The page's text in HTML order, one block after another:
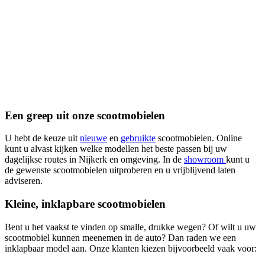
Een greep uit onze scootmobielen
U hebt de keuze uit nieuwe en gebruikte scootmobielen. Online
kunt u alvast kijken welke modellen het beste passen bij uw
dagelijkse routes in Nijkerk en omgeving. In de showroom kunt u
de gewenste scootmobielen uitproberen en u vrijblijvend laten
adviseren.
Kleine, inklapbare scootmobielen
Bent u het vaakst te vinden op smalle, drukke wegen? Of wilt u uw
scootmobiel kunnen meenemen in de auto? Dan raden we een
inklapbaar model aan. Onze klanten kiezen bijvoorbeeld vaak voor: